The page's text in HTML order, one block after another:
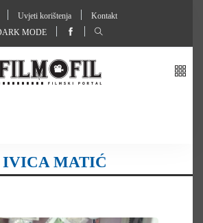
Uvjeti korištenja
Kontakt
MODE
IVICA MATIĆ